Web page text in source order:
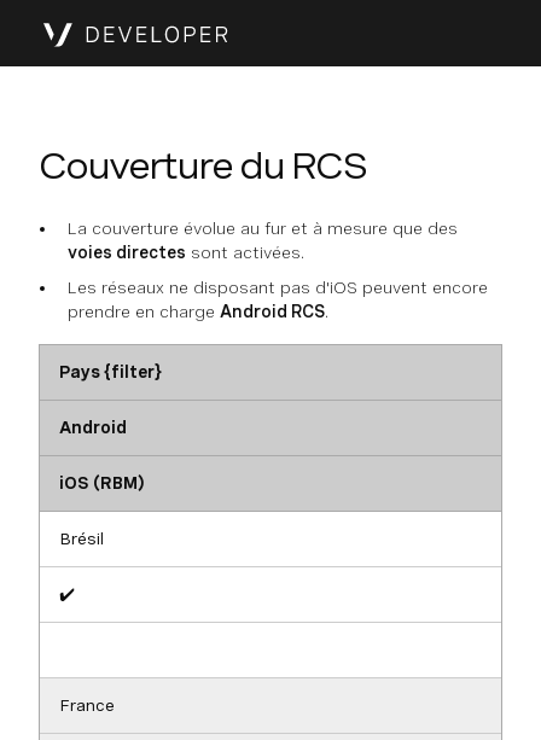
Couverture du RCS
La couverture évolue au fur et à mesure que des
voies directes sont activées.
Les réseaux ne disposant pas d'iOS peuvent encore
prendre en charge Android RCS.
Pays {filter}
Android
iOS (RBM)
Brésil
✔️
France